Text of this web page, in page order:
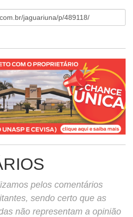
pelos comentários
sendo certo que as
não representam a opinião